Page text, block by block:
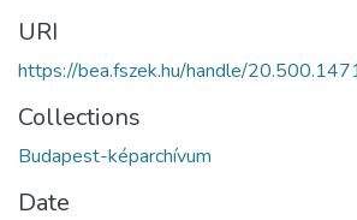
URI
https://bea.fszek.hu/handle/
Collections
Budapest-képarchívum
Date